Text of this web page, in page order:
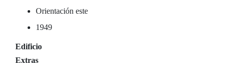
Orientación este
1949
Edificio
Extras